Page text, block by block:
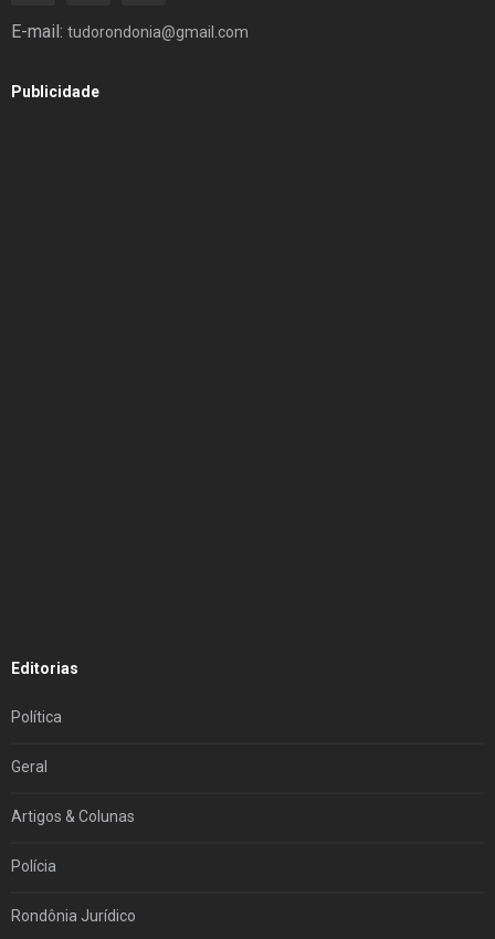
E-mail: tudorondonia@gmail.com
Publicidade
Editorias
Política
Geral
Artigos & Colunas
Polícia
Rondônia Jurídico